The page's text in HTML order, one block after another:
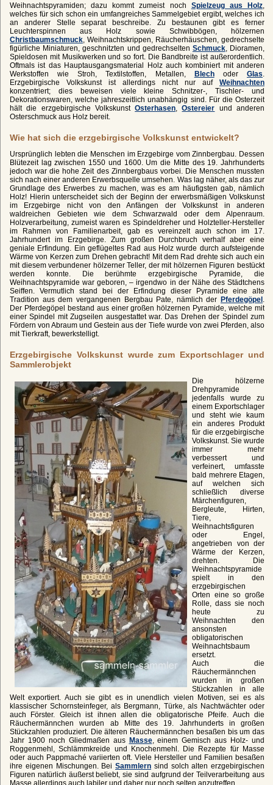
Weihnachtspyramiden; dazu kommt zumeist noch Spielzeug aus Holz
welches für sich schon ein umfangreiches Sammelgebiet ergibt, welches ich
an anderer Stelle separat beschreibe. Zu bestaunen gibt es ferner
Leuchterspinnen aus Holz sowie Schwibbögen, hölzernen
Christbaumschmuck , Weihnachtskrippen, Räucherhäuschen, gedrechselte
figürliche Miniaturen, geschnitzten und gedrechselten Schmuck, Dioramen,
Spieldosen mit Musikwerken und so fort. Die Bandbreite ist außerordentlich.
Oftmals ist das Hauptausgangsmaterial Holz auch kombiniert mit anderen
Werkstoffen wie Stroh, Textilstoffen, Metallen, BlechoderGlas
Erzgebirgische Volkskunst ist allerdings nicht nur auf Weihnachten
konzentriert; dies beweisen viele kleine Schnitzer-, Tischler- und
Dekorationswaren, welche jahreszeitlich unabhängig sind. Für die Osterzeit
hält die erzgebirgische VolkskunstOsterhasen ,Ostereier und anderen
Osterschmuck aus Holz bereit.
Wie hat sich die erzgebirgische Volkskunst entwickelt?
Ursprünglich lebten die Menschen im Erzgebirge vom Zinnbergbau. Dessen
Blütezeit lag zwischen 1550 und 1600. Um die Mitte des 19. Jahrhunderts
jedoch war die hohe Zeit des Zinnbergbaus vorbei. Die Menschen mussten
sich nach einer anderen Erwerbsquelle umsehen. Was lag näher, als das zur
Grundlage des Erwerbes zu machen, was es am häufigsten gab, nämlich
Holz! Hierin unterscheidet sich der Beginn der erwerbsmäßigen Volkskunst
im Erzgebirge nicht von den Anfängen der Volkskunst in anderen
waldreichen Gebieten wie dem Schwarzwald oder dem Alpenraum.
Holzverarbeitung, zumeist waren es Spindeldreher und Holzteller-Hersteller
im Rahmen von Familienarbeit, gab es vereinzelt auch schon im 17.
Jahrhundert im Erzgebirge. Zum großen Durchbruch verhalf aber eine
geniale Erfindung. Ein geflügeltes Rad aus Holz wurde durch aufsteigende
Wärme von Kerzen zum Drehen gebracht! Mit dem Rad drehte sich auch ein
mit diesem verbundener hölzerner Teller, der mit hölzernen Figuren bestückt
werden konnte. Die berühmte erzgebirgische Pyramide, die
Weihnachtspyramide war geboren, – irgendwo in der Nähe des Städtchens
Seiffen. Vermutlich stand bei der Erfindung dieser Pyramide eine alte
Tradition aus dem vergangenen Bergbau Pate, nämlich der Pferdegöpel
Der Pferdegöpel bestand aus einer großen hölzernen Pyramide, welche mit
einer Spindel mit Zugseilen ausgestattet war. Das Drehen der Spindel zum
Fördern von Abraum und Gestein aus der Tiefe wurde von zwei Pferden, also
mit Tierkraft, bewerkstelligt.
Erzgebirgische Volkskunst wurde zum Exportschlager und
Sammlerobjekt
Die hölzerne
Drehpyramide
jedenfalls wurde zu
einem Exportschlager
und steht wie kaum
ein anderes Produkt
für die erzgebirgische
Volkskunst. Sie wurde
immer mehr
verbessert und
verfeinert, umfasste
bald mehrere Etagen,
auf welchen sich
schließlich diverse
Märchenfiguren,
Bergleute, Hirten,
Tiere,
Weihnachtsfiguren
oder Engel,
angetrieben von der
Wärme der Kerzen,
drehten. Die
Weihnachtspyramide
spielt in den
erzgebirgischen
Orten eine so große
Rolle, dass sie noch
heute zu
Weihnachten den
ansonsten
obligatorischen
Weihnachtsbaum
ersetzt.
Auch die
Räuchermännchen
wurden in großen
Stückzahlen in alle
Welt exportiert. Auch sie gibt es in unendlich vielen Motiven, sei es als
klassischer Schornsteinfeger, als Bergmann, Türke, als Nachtwächter oder
auch Förster. Gleich ist ihnen allen die obligatorische Pfeife. Auch die
Räuchermännchen wurden ab Mitte des 19. Jahrhunderts in großen
Stückzahlen produziert. Die älteren Räuchermännchen besaßen bis um das
Jahr 1900 noch Gliedmaßen aus Masse, einem Gemisch aus Holz- und
Roggenmehl, Schlämmkreide und Knochenmehl. Die Rezepte für Masse
oder auch Pappmaché variierten oft. Viele Hersteller und Familien besaßen
ihre eigenen Mischungen. Bei Sammlern sind solch alten erzgebirgischen
Figuren natürlich äußerst beliebt, sie sind aufgrund der Teilverarbeitung aus
Masse allerdings auch labiler und daher nur noch selten anzutreffen.